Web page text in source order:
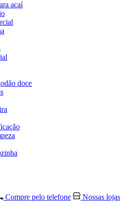
açaí
doce
Compre pelo telefone
Nossas lojas